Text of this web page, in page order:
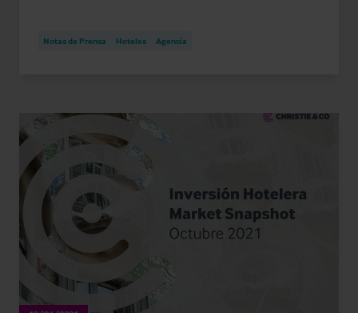
Notas de Prensa Hoteles Agencia